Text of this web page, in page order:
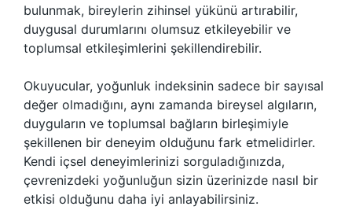
bulunmak, bireylerin zihinsel yükünü artırabilir,
duygusal durumlarını olumsuz etkileyebilir ve
toplumsal etkileşimlerini şekillendirebilir.
Okuyucular, yoğunluk indeksinin sadece bir sayısal
değer olmadığını, aynı zamanda bireysel algıların,
duyguların ve toplumsal bağların birleşimiyle
şekillenen bir deneyim olduğunu fark etmelidirler.
Kendi içsel deneyimlerinizi sorguladığınızda,
çevrenizdeki yoğunluğun sizin üzerinizde nasıl bir
etkisi olduğunu daha iyi anlayabilirsiniz.